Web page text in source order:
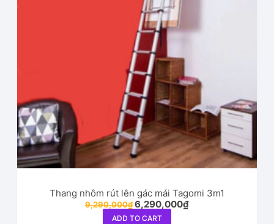
Thang nhôm rút lên gác mái Tagomi 3m1
9,290,000₫6,290,000₫
ADD TO CART